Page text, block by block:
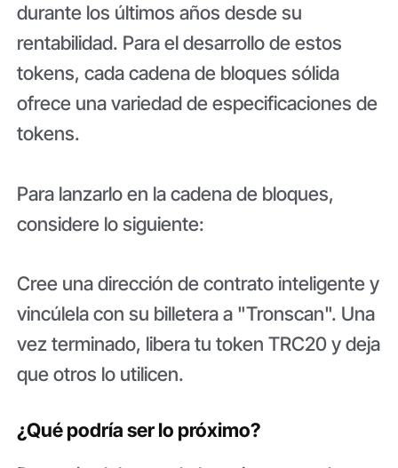
durante los últimos años desde su
rentabilidad. Para el desarrollo de estos
tokens, cada cadena de bloques sólida
ofrece una variedad de especificaciones de
tokens.
Para lanzarlo en la cadena de bloques,
considere lo siguiente:
Cree una dirección de contrato inteligente y
vincúlela con su billetera a "Tronscan". Una
vez terminado, libera tu token TRC20 y deja
que otros lo utilicen.
¿Qué podría ser lo próximo?